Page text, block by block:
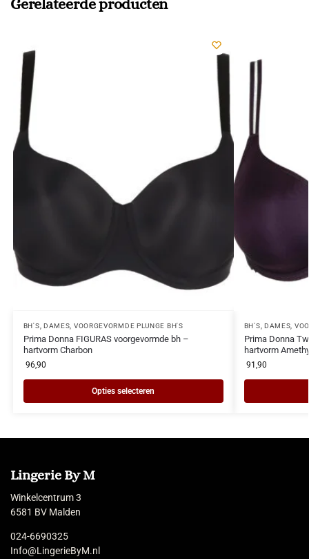
Gerelateerde producten
BH'S DAMES VOORGEVORMDE PLUNGE BH'S
Prima Donna FIGURAS voorgevormde bh –
hartvorm Charbon
96,90
Opties selecteren
BH'S DAMES
Prima Donna
hartvorm
91,90
Lingerie By M
Winkelcentrum 3
6581 BV Malden
024-6690325
Info@LingerieByM.nl